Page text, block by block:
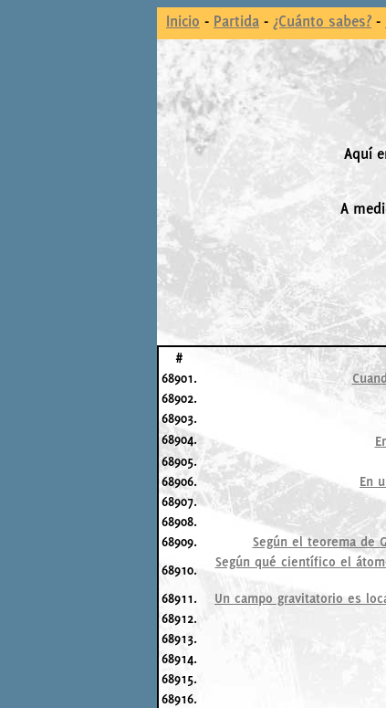
Inicio - Partida - ¿Cuánto sabes? -
Aquí
A
#
68901.
68902.
68903.
68904.
68905.
68906.
En
68907.
68908.
68909.
Según el teorema de
68910.
Según qué científico el
68911.
Un campo gravitatorio es
68912.
68913.
68914.
68915.
68916.